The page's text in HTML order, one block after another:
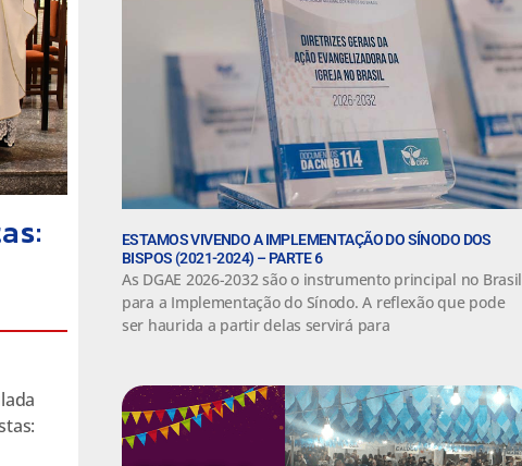
ESTAMOS VIVENDO A IMPLEMENTAÇÃO DO SÍNODO DOS
BISPOS (2021-2024) – PARTE 6
As DGAE 2026-2032 são o instrumento principal no Brasil
para a Implementação do Sínodo. A reflexão que pode
ser haurida a partir delas servirá para